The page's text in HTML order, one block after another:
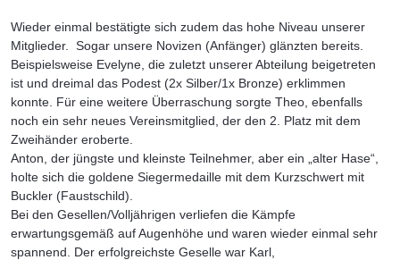
Wieder einmal bestätigte sich zudem das hohe Niveau unserer
Mitglieder. Sogar unsere Novizen (Anfänger) glänzten bereits.
Beispielsweise Evelyne, die zuletzt unserer Abteilung beigetreten
ist und dreimal das Podest (2x Silber/1x Bronze) erklimmen
konnte. Für eine weitere Überraschung sorgte Theo, ebenfalls
noch ein sehr neues Vereinsmitglied, der den 2. Platz mit dem
Zweihänder eroberte.
Anton, der jüngste und kleinste Teilnehmer, aber ein „alter Hase“,
holte sich die goldene Siegermedaille mit dem Kurzschwert mit
Buckler (Faustschild).
Bei den Gesellen/Volljährigen verliefen die Kämpfe
erwartungsgemäß auf Augenhöhe und waren wieder einmal sehr
spannend. Der erfolgreichste Geselle war Karl,